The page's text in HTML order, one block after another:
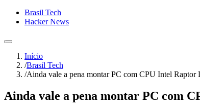
Brasil Tech
Hacker News
Início
/Brasil Tech
/Ainda vale a pena montar PC com CPU Intel Raptor
Ainda vale a pena montar PC com